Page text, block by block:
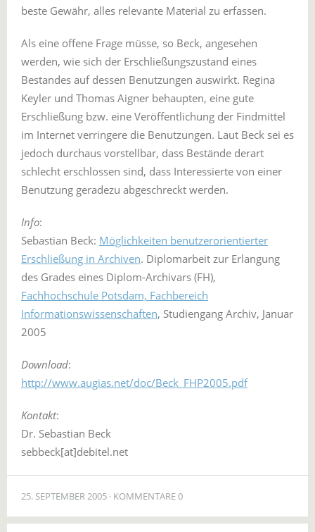
beste Gewähr, alles relevante Material zu erfassen.
Als eine offene Frage müsse, so Beck, angesehen
werden, wie sich der Erschließungszustand eines
Bestandes auf dessen Benutzungen auswirkt. Regina
Keyler und Thomas Aigner behaupten, eine gute
Erschließung bzw. eine Veröffentlichung der Findmittel
im Internet verringere die Benutzungen. Laut Beck sei es
jedoch durchaus vorstellbar, dass Bestände derart
schlecht erschlossen sind, dass Interessierte von einer
Benutzung geradezu abgeschreckt werden.
Info:
Sebastian Beck: Möglichkeiten benutzerorientierter
Erschließung in Archiven. Diplomarbeit zur Erlangung
des Grades eines Diplom-Archivars (FH),
Fachhochschule Potsdam, Fachbereich
Informationswissenschaften, Studiengang Archiv, Januar
2005
Download:
http://www.augias.net/doc/Beck_FHP2005.pdf
Kontakt:
Dr. Sebastian Beck
sebbeck[at]debitel.net
25. SEPTEMBER 2005 KOMMENTARE 0